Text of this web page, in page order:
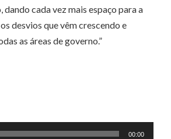
dando cada vez mais espaço para a
desvios que vêm crescendo e
as áreas de governo.”
00:00